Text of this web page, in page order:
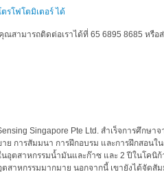
รโฟโตมิเตอร์ ได้
สามารถติดต่อเราได้ที่ 65 6895 8685 หรือส่
Singapore Pte Ltd. สำเร็จการศึกษา
ย การสัมมนา การฝึกอบรม และการฝึกสอนใ
อุตสาหกรรมน้ำมันและก๊าซ และ 2 ปีในโคนิก้
สาหกรรมมากมาย นอกจากนี้ เขายังได้จัดสั